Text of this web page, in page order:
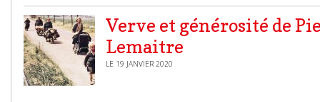
Verve et générosité de
Lemaitre
LE 19 JANVIER 2020